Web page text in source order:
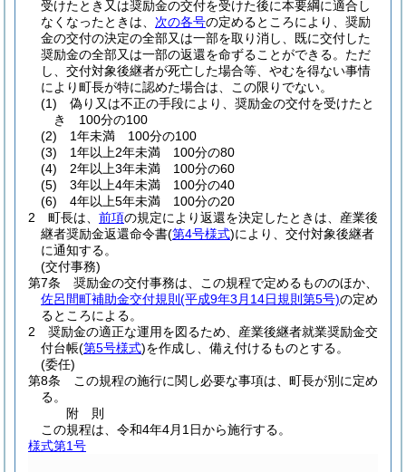
受けたとき又は奨励金の交付を受けた後に本要綱に適合し
なくなったときは、 次の各号の定めるところにより、奨励
金の交付の決定の全部又は一部を取り消し、既に交付した
奨励金の全部又は一部の返還を命ずることができる。 ただ
し、交付対象後継者が死亡した場合等、やむを得ない事情
により町長が特に認めた場合は、この限りでない。
(1)
偽り又は不正の手段により、奨励金の交付を受けたと
き 100分の100
(2)
1年未満 100分の100
(3)
1年以上2年未満 100分の80
(4)
2年以上3年未満 100分の60
(5)
3年以上4年未満 100分の40
(6)
4年以上5年未満 100分の20
2
町長は、 前項の規定により返還を決定したときは、産業後
継者奨励金返還命令書(第4号様式)により、交付対象後継者
に通知する。
(交付事務)
第7条
奨励金の交付事務は、この規程で定めるもののほか、
佐呂間町補助金交付規則 (平成9年3月14日規則第5号)の定め
るところによる。
2
奨励金の適正な運用を図るため、産業後継者就業奨励金交
付台帳(第5号様式)を作成し、備え付けるものとする。
(委任)
第8条
この規程の施行に関し必要な事項は、町長が別に定め
る。
附 則
この規程は、令和4年4月1日から施行する。
様式第1号